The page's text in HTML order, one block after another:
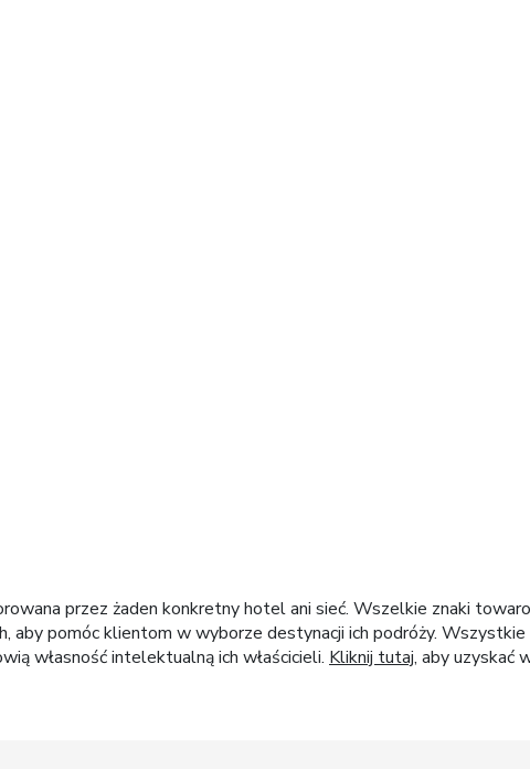
przez żaden konkretny hotel ani sieć. Wszelkie znaki
aby pomóc klientom w wyborze destynacji ich podróży.
własność intelektualną ich właścicieli. Kliknij tutaj, aby uzyskać